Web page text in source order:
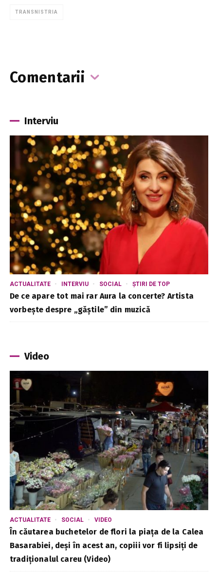
TRANSNISTRIA
Comentarii
Interviu
ACTUALITATE INTERVIU SOCIAL ȘTIRI DE TOP
De ce apare tot mai rar Aura la concerte? Artista
vorbește despre „găștile” din muzică
Video
ACTUALITATE SOCIAL VIDEO
În căutarea buchetelor de flori la piața de la Calea
Basarabiei, deși în acest an, copiii vor fi lipsiți de
tradiționalul careu (Video)